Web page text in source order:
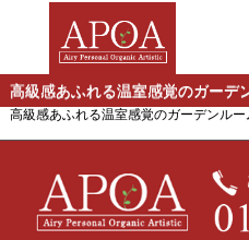
高級感あふれる温室感覚のガー
高級感あふれる温室感覚のガーデンル